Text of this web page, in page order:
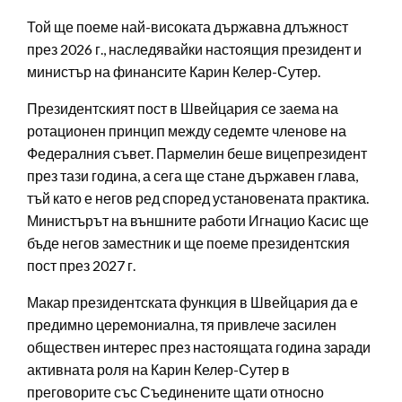
Той ще поеме най-високата държавна длъжност
през 2026 г., наследявайки настоящия президент и
министър на финансите Карин Келер-Сутер.
Президентският пост в Швейцария се заема на
ротационен принцип между седемте членове на
Федералния съвет. Пармелин беше вицепрезидент
през тази година, а сега ще стане държавен глава,
тъй като е негов ред според установената практика.
Министърът на външните работи Игнацио Касис ще
бъде негов заместник и ще поеме президентския
пост през 2027 г.
Макар президентската функция в Швейцария да е
предимно церемониална, тя привлече засилен
обществен интерес през настоящата година заради
активната роля на Карин Келер-Сутер в
преговорите със Съединените щати относно